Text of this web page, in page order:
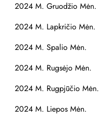
2024 M. Gruodžio Mėn.
2024 M. Lapkričio Mėn.
2024 M. Spalio Mėn.
2024 M. Rugsėjo Mėn.
2024 M. Rugpjūčio Mėn.
2024 M. Liepos Mėn.